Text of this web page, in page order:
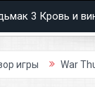
3 Кровь и
War Thunder